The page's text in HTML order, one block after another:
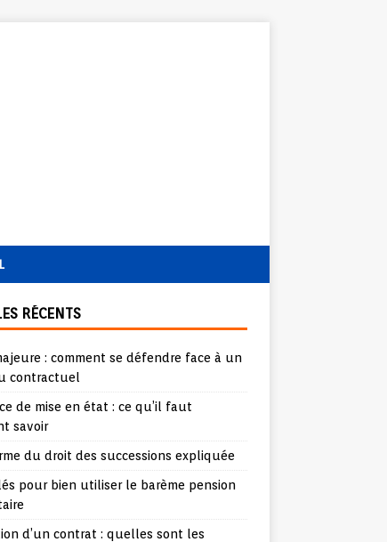
RÉCENTS
: comment se défendre face à un
contractuel
de mise en état : ce qu’il faut
savoir
du droit des successions expliquée
pour bien utiliser le barème pension
d’un contrat : quelles sont les